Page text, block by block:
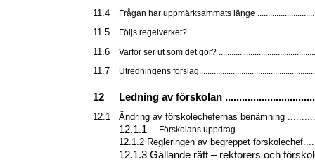
11.4
Frågan har uppmärksammats länge
11.5 Följs
11.6 Varför ser ut som det gör?
11.7 Utredningens
12 Ledning av förskolan
12.1 Ändring av förskolechefernas benämning
12.1.1 Förskolans
12.1.2 Regleringen av begreppet
12.1.3 Gällande rätt – rektorers och